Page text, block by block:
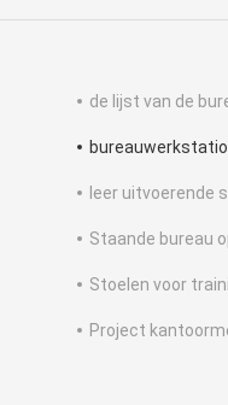
de lijst van de
leer uitvoerende
Staande bureau
Stoelen voor
Project